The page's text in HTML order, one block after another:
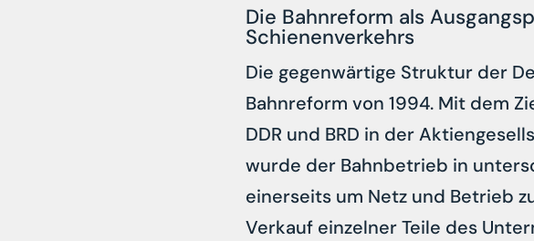
Die Bahnreform als
Schienenverkehrs
Die gegenwärtige Struktur der
Bahnreform von 1994. Mit dem
DDR und BRD in der
wurde der Bahnbetrieb in
einerseits um Netz und Betrieb
Verkauf einzelner Teile des